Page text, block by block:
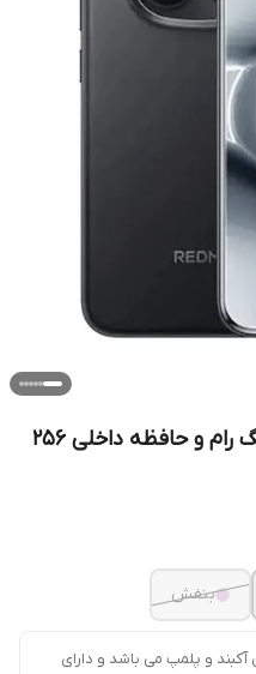
ردمی نوت 15 شیائومی رم 8 گیگ رام و حافظه داخلی 256
بنفش
آکبند و پلمپ می باشد و دارای